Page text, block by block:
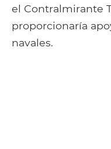
el Contralmirante
proporcionaría
navales.